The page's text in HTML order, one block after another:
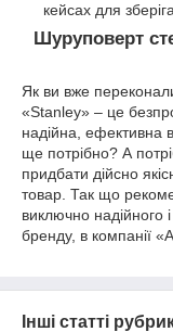
кейсах для
Шуруповерт
Як ви вже
«Stanley» – це
надійна, ефективна
ще потрібно? А
придбати дійсно
товар. Так що
виключно надійного
бренду, в компанії
Інші статті